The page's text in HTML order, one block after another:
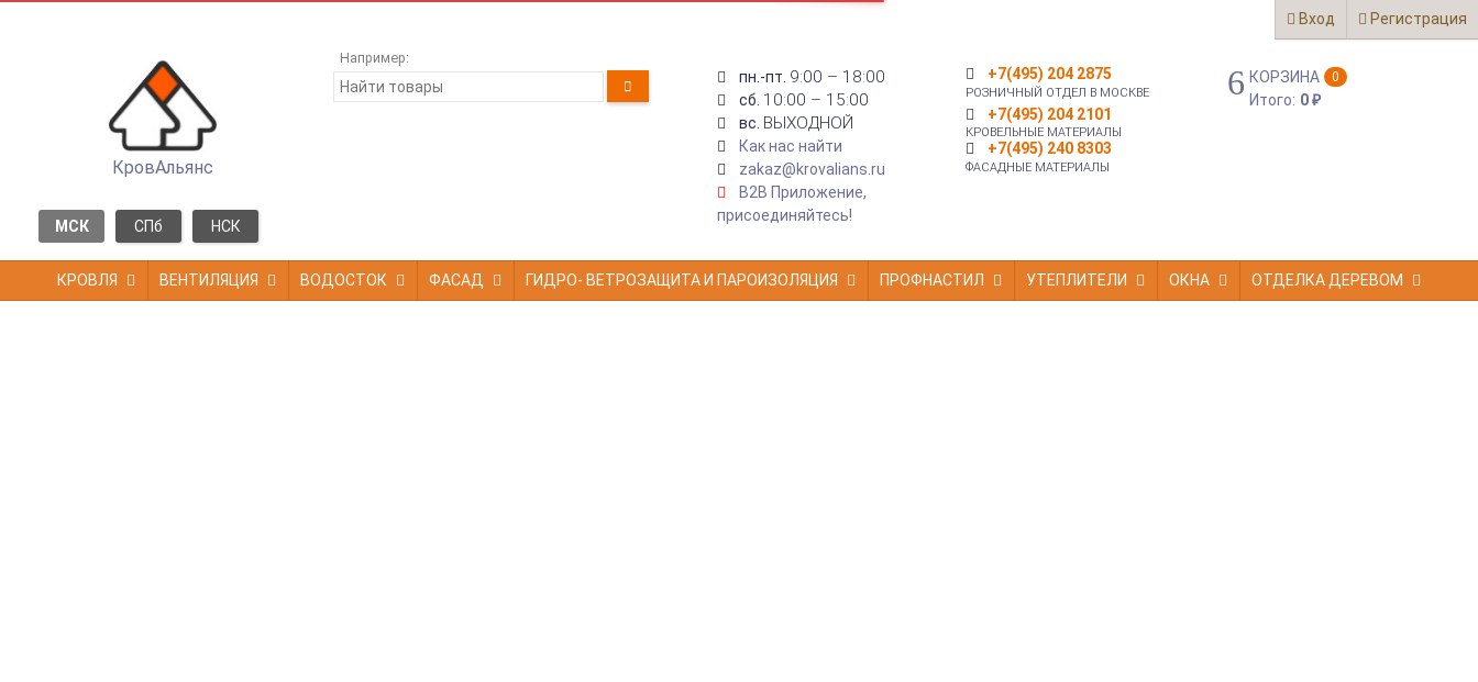
Вход Регистрация
КровАльянс
МСК СПб НСК
Например:
пн.-пт. 9:00 – 18:00
сб. 10:00 – 15:00
вс. ВЫХОДНОЙ
Как нас найти
zakaz@krovalians.ru
B2B Приложение,
присоединяйтесь!
+7(495) 204 2875
РОЗНИЧНЫЙ ОТДЕЛ В МОСКВЕ
+7(495) 204 2101
КРОВЕЛЬНЫЕ МАТЕРИАЛЫ
+7(495) 240 8303
ФАСАДНЫЕ МАТЕРИАЛЫ
КОРЗИНА 0
Итого: 0₽
КРОВЛЯ ВЕНТИЛЯЦИЯ ВОДОСТОК ФАСАД ГИДРО- ВЕТРОЗАЩИТА И ПАРОИЗОЛЯЦИЯ ПРОФНАСТИЛ УТЕПЛИТЕЛИ ОКНА ОТДЕЛКА ДЕРЕВОМ